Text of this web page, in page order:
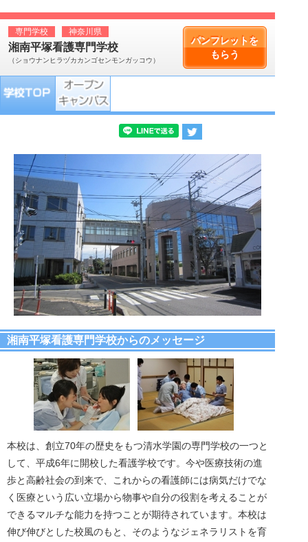
パンフレットを
もらう
専門学校 神奈川県
湘南平塚看護専門学校
（ショウナンヒラヅカカンゴセンモンガッコウ）
湘南平塚看護専門学校からのメッセージ
本校は、創立70年の歴史をもつ清水学園の専門学校の一つと
して、平成6年に開校した看護学校です。今や医療技術の進
歩と高齢社会の到来で、これからの看護師には病気だけでな
く医療という広い立場から物事や自分の役割を考えることが
できるマルチな能力を持つことが期待されています。本校は
伸び伸びとした校風のもと、そのようなジェネラリストを育